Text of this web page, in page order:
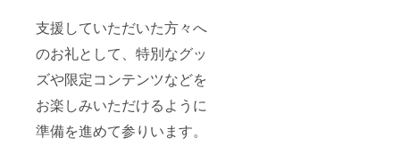
支援していただいた方々へ
のお礼として、特別なグッ
ズや限定コンテンツなどを
お楽しみいただけるように
準備を進めて参りいます。